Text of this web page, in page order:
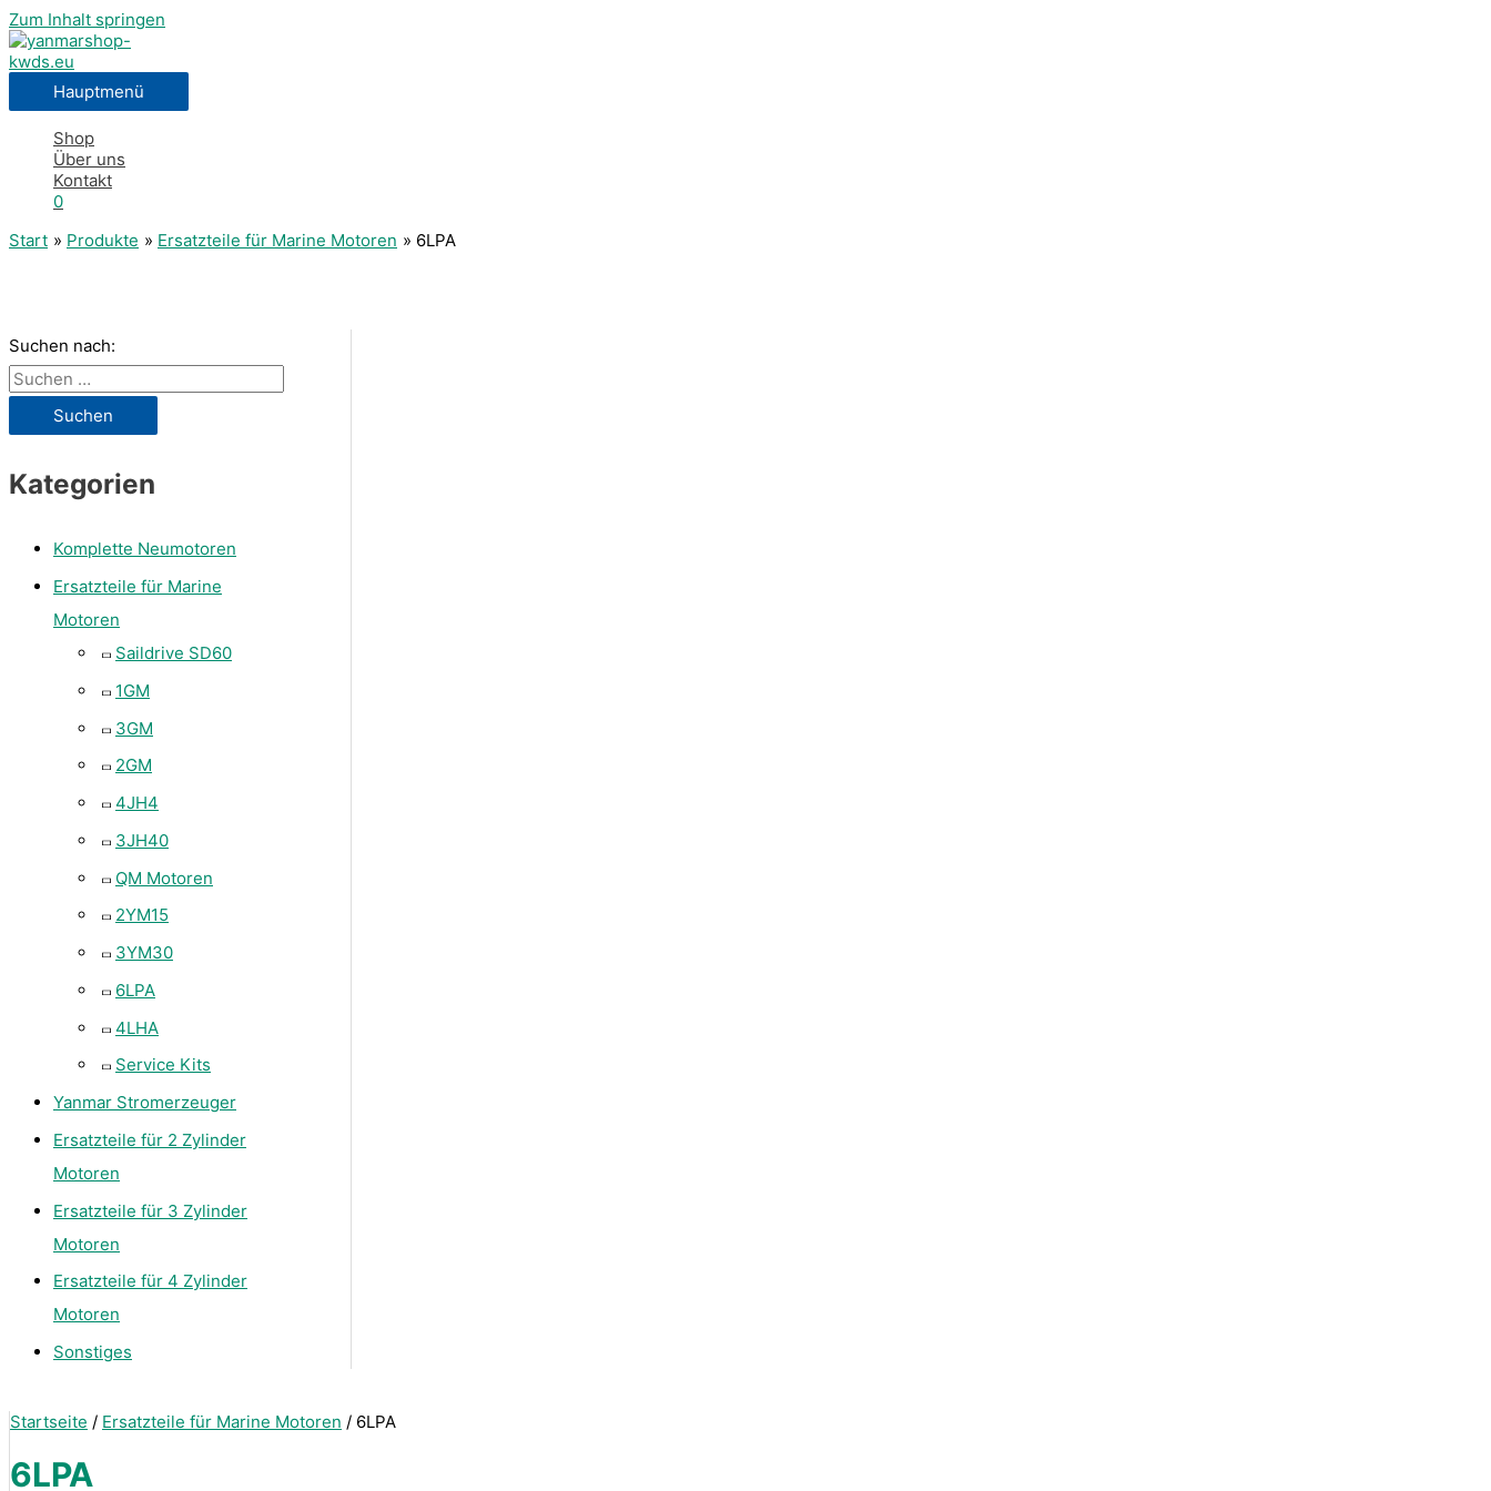
Zum Inhalt springen
Hauptmenü
Shop
Über uns
Kontakt
0
Start
Produkte Ersatzteile für Marine Motoren 6LPA
Suchen nach:
Kategorien
Komplette Neumotoren
Ersatzteile für Marine
Motoren
Saildrive SD60
1GM
3GM
2GM
4JH4
3JH40
QM Motoren
2YM15
3YM30
6LPA
4LHA
Service Kits
Yanmar Stromerzeuger
Ersatzteile für 2 Zylinder
Motoren
Ersatzteile für 3 Zylinder
Motoren
Ersatzteile für 4 Zylinder
Motoren
Sonstiges
Startseite / Ersatzteile für Marine Motoren / 6LPA
6LPA